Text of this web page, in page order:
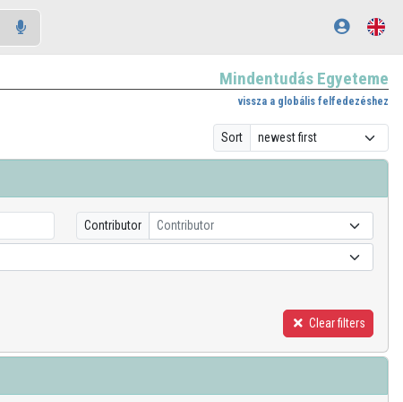
Mindentudás Egyeteme
vissza a globális felfedezéshez
Sort
Contributor Contributor
Clear filters